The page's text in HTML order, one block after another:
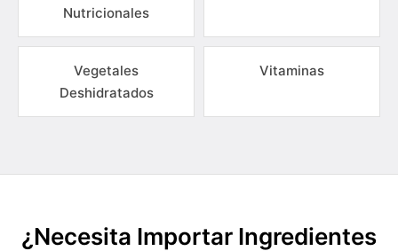
Nutricionales
Vegetales
Deshidratados
Vitaminas
¿Necesita Importar Ingredientes